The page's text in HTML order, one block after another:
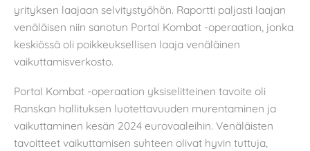
yrityksen laajaan selvitystyöhön. Raportti paljasti laajan
venäläisen niin sanotun Portal Kombat -operaation, jonka
keskiössä oli poikkeuksellisen laaja venäläinen
vaikuttamisverkosto.
Portal Kombat -operaation yksiselitteinen tavoite oli
Ranskan hallituksen luotettavuuden murentaminen ja
vaikuttaminen kesän 2024 eurovaaleihin. Venäläisten
tavoitteet vaikuttamisen suhteen olivat hyvin tuttuja,